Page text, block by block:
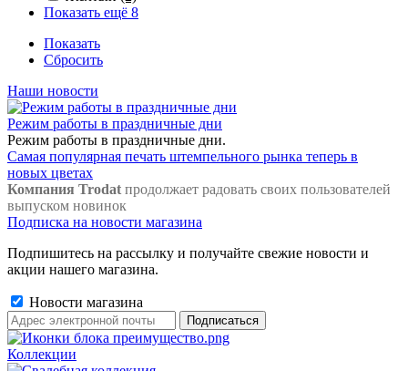
Показать ещё 8
Показать
Сбросить
Наши новости
Режим работы в праздничные дни
Режим работы в праздничные дни.
Самая популярная печать штемпельного рынка теперь в
новых цветах
Компания Trodat продолжает радовать своих пользователей
выпуском новинок
Подписка на новости магазина
Подпишитесь на рассылку и получайте свежие новости и
акции нашего магазина.
Новости магазина
Коллекции